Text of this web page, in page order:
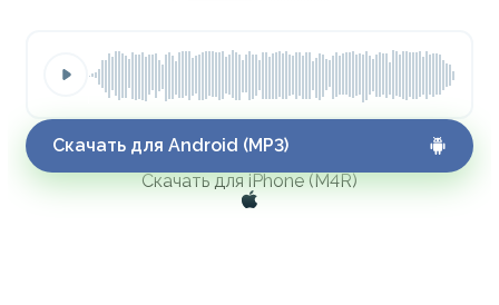
Скачать для Android (MP3)
Скачать для iPhone (M4R)